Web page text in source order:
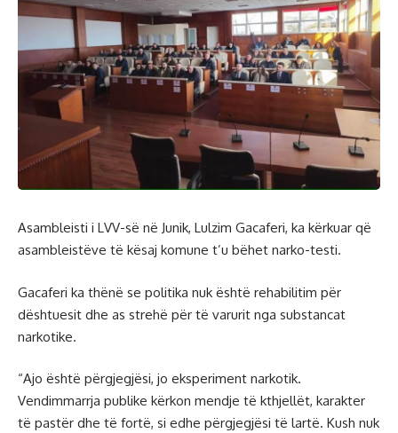
Asambleisti i LVV-së në Junik, Lulzim Gacaferi, ka kërkuar që
asambleistëve të kësaj komune t’u bëhet narko-testi.
Gacaferi ka thënë se politika nuk është rehabilitim për
dështuesit dhe as strehë për të varurit nga substancat
narkotike.
“Ajo është përgjegjësi, jo eksperiment narkotik.
Vendimmarrja publike kërkon mendje të kthjellët, karakter
të pastër dhe të fortë, si edhe përgjegjësi të lartë. Kush nuk